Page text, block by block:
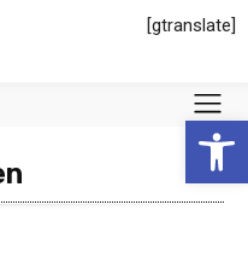
Abrir
[gtranslate]